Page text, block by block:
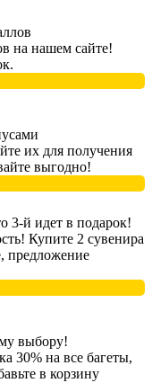
на нашем сайте!
их для получения
выгодно!
3-й идет в подарок!
Купите 2 сувенира
предложение
выбору!
30% на все багеты,
в корзину